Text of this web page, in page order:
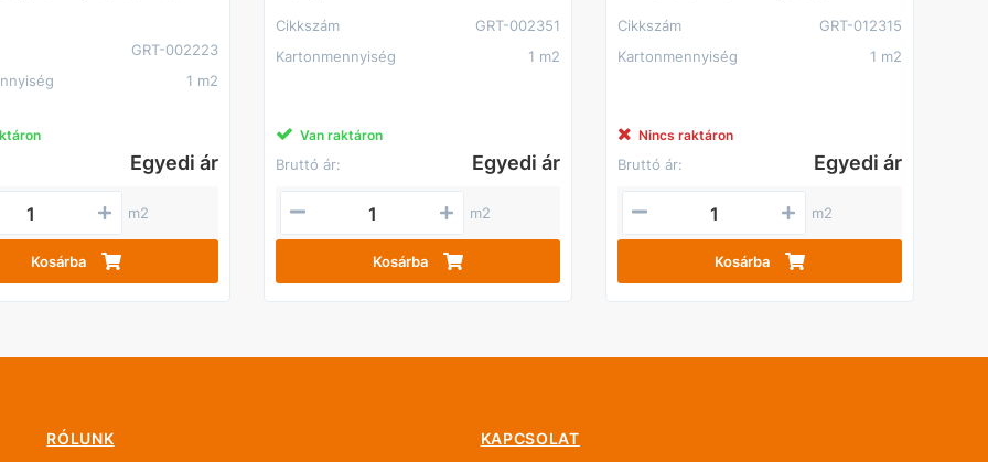
GRT-002223
1 m2
Egyedi ár
m2
Kosárba
Cikkszám
GRT-002351
Kartonmennyiség
1 m2
Van raktáron
Bruttó ár: Egyedi ár
m2
Kosárba
Cikkszám
GRT-012315
Kartonmennyiség
1 m2
Nincs raktáron
Bruttó ár: Egyedi ár
m2
Kosárba
RÓLUNK KAPCSOLAT